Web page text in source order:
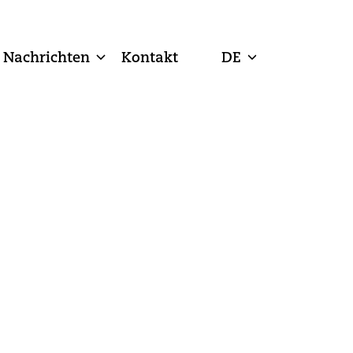
Nachrichten Kontakt DE